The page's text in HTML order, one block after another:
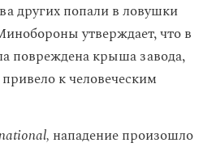
других попали в ловушки
утверждает, что в
повреждена крыша завода,
к человеческим
нападение произошло